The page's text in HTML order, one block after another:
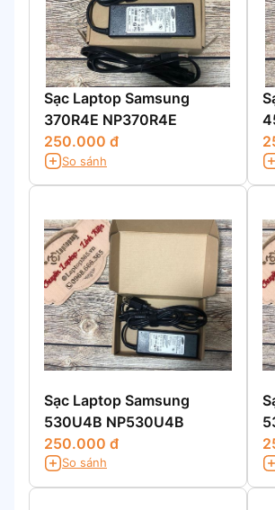
Sạc Laptop Samsung
370R4E NP370R4E
250.000 đ
So sánh
Sạc Laptop Samsung
530U4B NP530U4B
250.000 đ
So sánh